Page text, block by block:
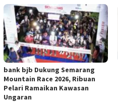
bank bjb Dukung Semarang
Mountain Race 2026, Ribuan
Pelari Ramaikan Kawasan
Ungaran